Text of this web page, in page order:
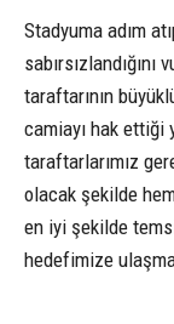
Stadyuma adım
taraftarının
camiayı hak ettiği
taraftarlarımız
olacak şekilde
en iyi şekilde
hedefimize